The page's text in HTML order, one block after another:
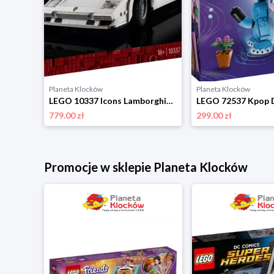
Planeta Klocków
LEGO 10337 Icons Lamborghini Countach 5000 Quattrovalvole Lego
779.00 zł
Planeta Klocków
299.00 zł
Promocje w sklepie Planeta Klocków